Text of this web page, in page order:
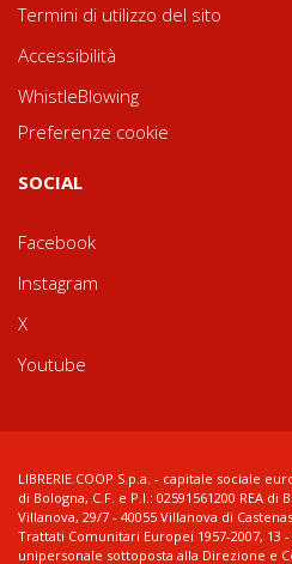
Termini di utilizzo del sito
Accessibilità
WhistleBlowing
Preferenze cookie
SOCIAL
Facebook
Instagram
X
Youtube
LIBRERIE.COOP S.p.a. - capitale sociale
di Bologna, C.F. e P.I.: 02591561200 REA di
Villanova, 29/7 - 40055 Villanova di
Trattati Comunitari Europei 1957-2007, 13 -
unipersonale sottoposta alla Direzione e